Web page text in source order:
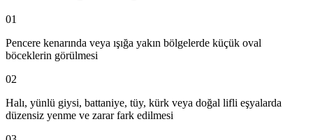
01
Pencere kenarında veya ışığa yakın bölgelerde küçük oval
böceklerin görülmesi
02
Halı, yünlü giysi, battaniye, tüy, kürk veya doğal lifli eşyalarda
düzensiz yenme ve zarar fark edilmesi